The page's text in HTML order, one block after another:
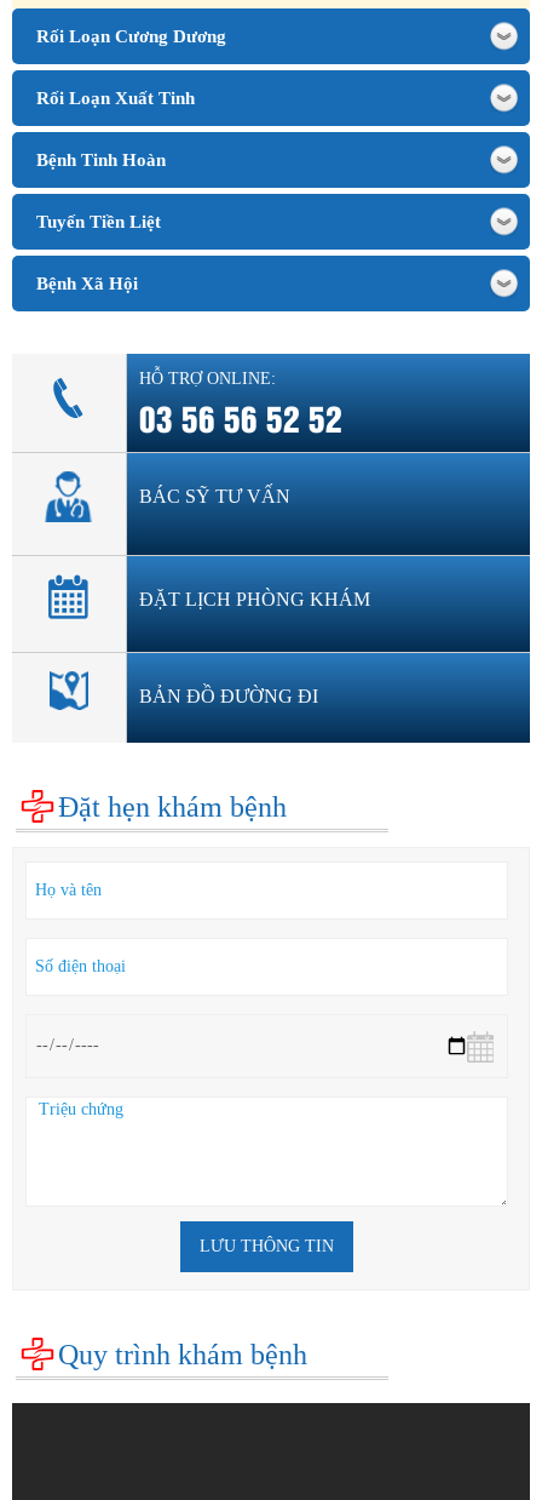
Rối Loạn Cương Dương
Rối Loạn Xuất Tinh
Bệnh Tinh Hoàn
Tuyến Tiền Liệt
Bệnh Xã Hội
HỖ TRỢ ONLINE:
03 56 56 52 52
BÁC SỸ TƯ VẤN
ĐẶT LỊCH PHÒNG KHÁM
BẢN ĐỒ ĐƯỜNG ĐI
Đặt hẹn khám bệnh
LƯU THÔNG TIN
Quy trình khám bệnh